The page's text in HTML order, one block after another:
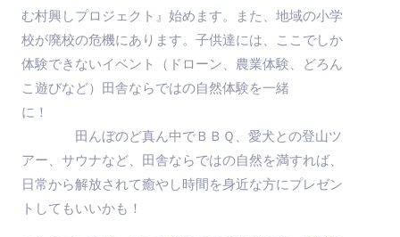
む村興しプロジェクト』始めます。また、 地域の小学
校が廃校の危機にあります。 子供達には、ここでしか
体験できないイベント（ドローン、農業体験、どろん
こ遊びなど）田舎ならではの自然体験を一緒
に！
田んぼのど真ん中でＢＢＱ、愛犬との登山ツ
アー、サウナなど、田舎ならではの自然を満すれば、
日常から解放されて癒やし時間を身近な方にプレゼン
トしてもいいかも！